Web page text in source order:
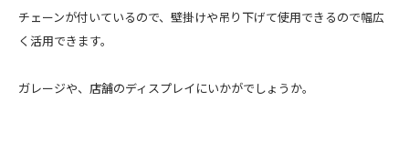
チェーンが付いているので、壁掛けや吊り下げて使用できるので幅広
く活用できます。
ガレージや、店舗のディスプレイにいかがでしょうか。